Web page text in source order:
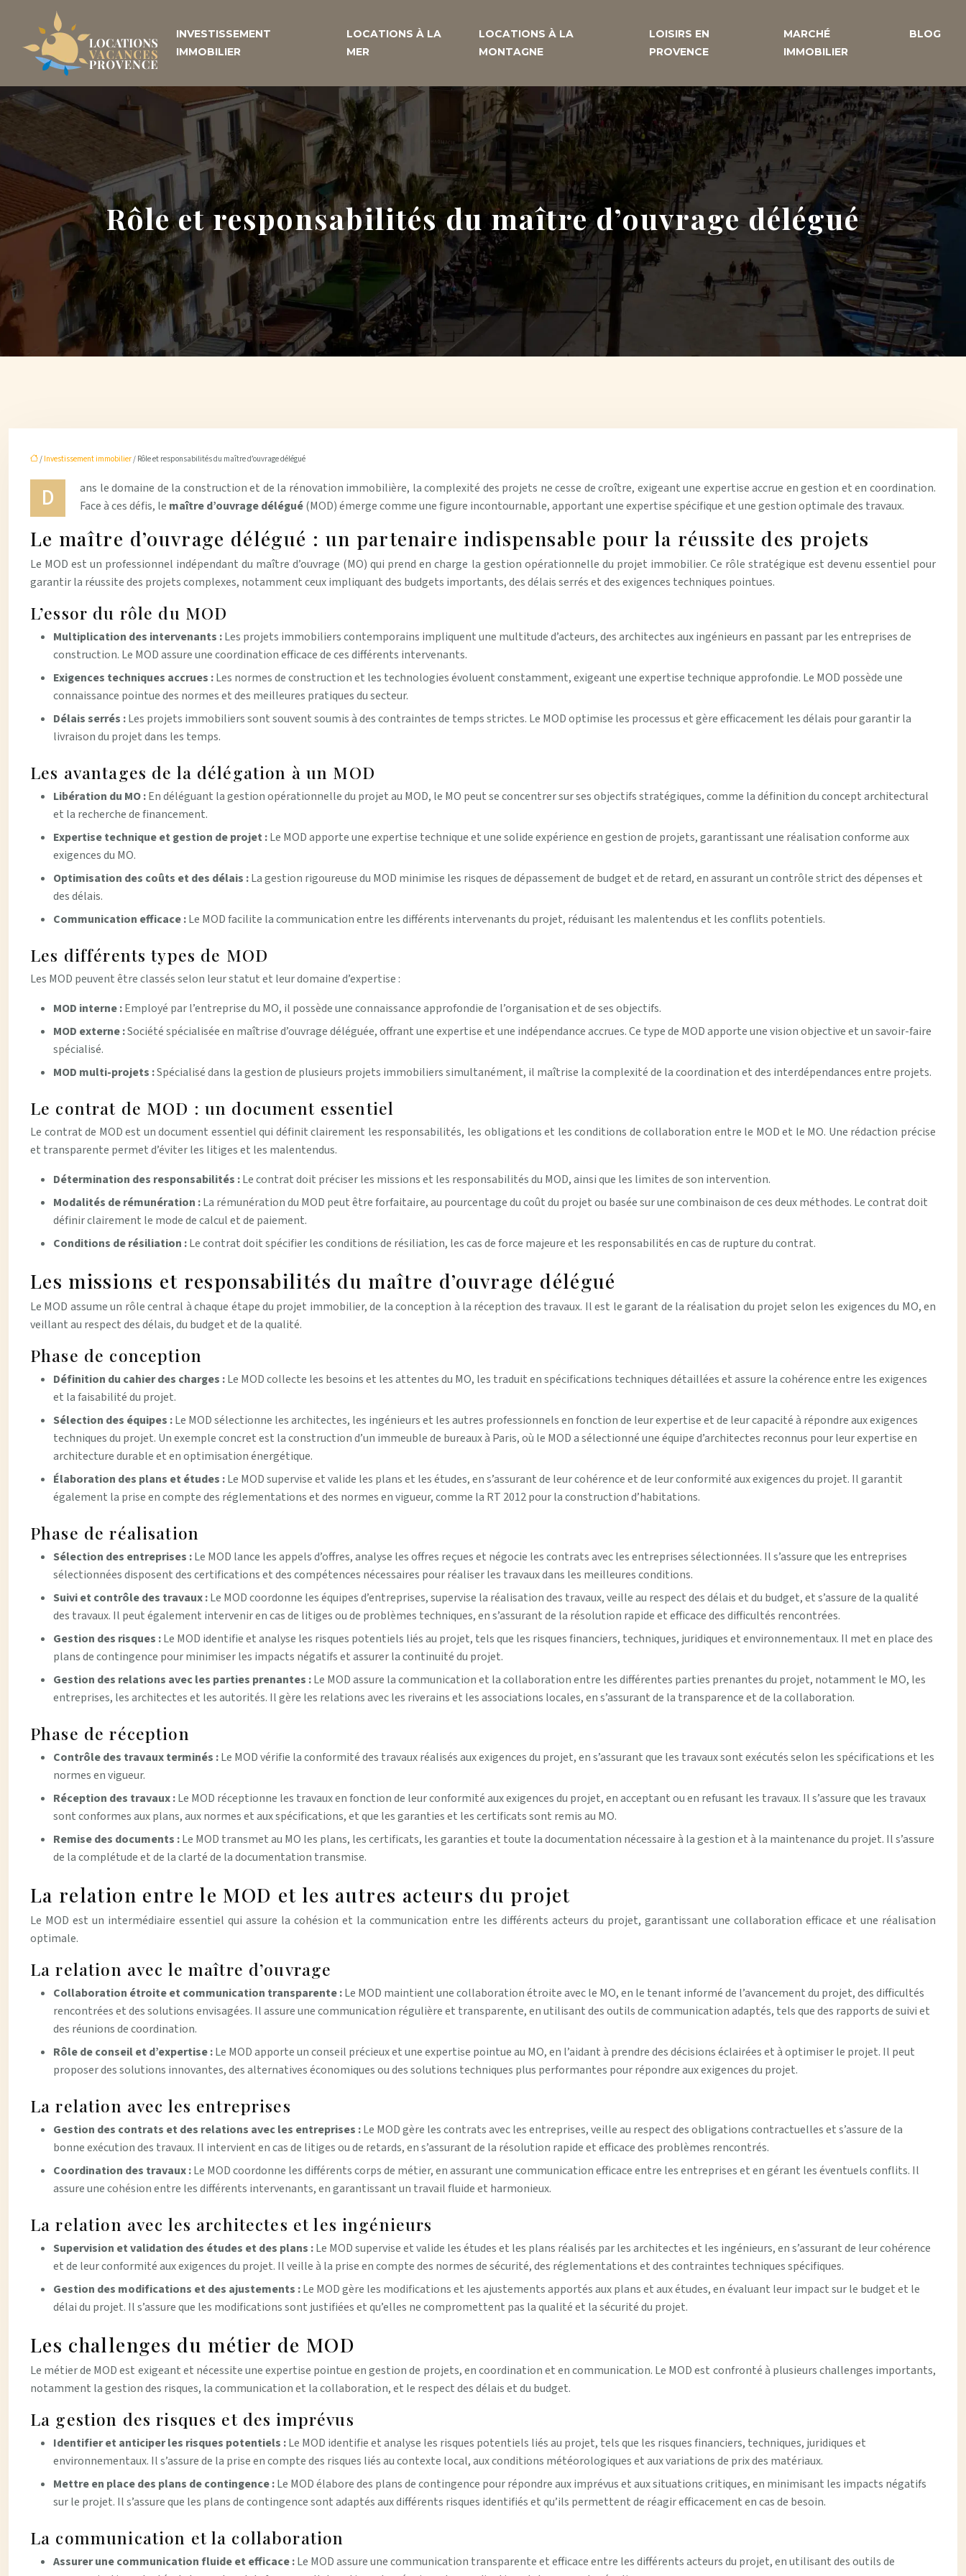
INVESTISSEMENT
IMMOBILIER
LOCATIONS À LA
MER
LOCATIONS À LA
MONTAGNE
LOISIRS EN
PROVENCE
MARCHÉ
IMMOBILIER
BLOG
Rôle et responsabilités du maître d’ouvrage délégué
/ Investissement immobilier/ Rôle et responsabilités du maître d’ouvrage délégué
D
ans le domaine de la construction et de la rénovation immobilière, la complexité des projets ne cesse de croître, exigeant une expertise accrue en gestion et en coordination.
Face à ces défis, le maître d’ouvrage délégué(MOD) émerge comme une figure incontournable, apportant une expertise spécifique et une gestion optimale des travaux.
Le maître d’ouvrage délégué : un partenaire indispensable pour la réussite des projets
Le MOD est un professionnel indépendant du maître d’ouvrage (MO) qui prend en charge la gestion opérationnelle du projet immobilier. Ce rôle stratégique est devenu essentiel pour
garantir la réussite des projets complexes, notamment ceux impliquant des budgets importants, des délais serrés et des exigences techniques pointues.
L’essor du rôle du MOD
Multiplication des intervenants :Les projets immobiliers contemporains impliquent une multitude d’acteurs, des architectes aux ingénieurs en passant par les entreprises de
construction. Le MOD assure une coordination efficace de ces différents intervenants.
Exigences techniques accrues :Les normes de construction et les technologies évoluent constamment, exigeant une expertise technique approfondie. Le MOD possède une
connaissance pointue des normes et des meilleures pratiques du secteur.
Délais serrés :Les projets immobiliers sont souvent soumis à des contraintes de temps strictes. Le MOD optimise les processus et gère efficacement les délais pour garantir la
livraison du projet dans les temps.
Les avantages de la délégation à un MOD
Libération du MO :En déléguant la gestion opérationnelle du projet au MOD, le MO peut se concentrer sur ses objectifs stratégiques, comme la définition du concept architectural
et la recherche de financement.
Expertise technique et gestion de projet :Le MOD apporte une expertise technique et une solide expérience en gestion de projets, garantissant une réalisation conforme aux
exigences du MO.
Optimisation des coûts et des délais :La gestion rigoureuse du MOD minimise les risques de dépassement de budget et de retard, en assurant un contrôle strict des dépenses et
des délais.
Communication efficace :Le MOD facilite la communication entre les différents intervenants du projet, réduisant les malentendus et les conflits potentiels.
Les différents types de MOD
Les MOD peuvent être classés selon leur statut et leur domaine d’expertise :
MOD interne :Employé par l’entreprise du MO, il possède une connaissance approfondie de l’organisation et de ses objectifs.
MOD externe :Société spécialisée en maîtrise d’ouvrage déléguée, offrant une expertise et une indépendance accrues. Ce type de MOD apporte une vision objective et un savoir-faire
spécialisé.
MOD multi-projets :Spécialisé dans la gestion de plusieurs projets immobiliers simultanément, il maîtrise la complexité de la coordination et des interdépendances entre projets.
Le contrat de MOD : un document essentiel
Le contrat de MOD est un document essentiel qui définit clairement les responsabilités, les obligations et les conditions de collaboration entre le MOD et le MO. Une rédaction précise
et transparente permet d’éviter les litiges et les malentendus.
Détermination des responsabilités :Le contrat doit préciser les missions et les responsabilités du MOD, ainsi que les limites de son intervention.
Modalités de rémunération :La rémunération du MOD peut être forfaitaire, au pourcentage du coût du projet ou basée sur une combinaison de ces deux méthodes. Le contrat doit
définir clairement le mode de calcul et de paiement.
Conditions de résiliation :Le contrat doit spécifier les conditions de résiliation, les cas de force majeure et les responsabilités en cas de rupture du contrat.
Les missions et responsabilités du maître d’ouvrage délégué
Le MOD assume un rôle central à chaque étape du projet immobilier, de la conception à la réception des travaux. Il est le garant de la réalisation du projet selon les exigences du MO, en
veillant au respect des délais, du budget et de la qualité.
Phase de conception
Définition du cahier des charges :Le MOD collecte les besoins et les attentes du MO, les traduit en spécifications techniques détaillées et assure la cohérence entre les exigences
et la faisabilité du projet.
Sélection des équipes :Le MOD sélectionne les architectes, les ingénieurs et les autres professionnels en fonction de leur expertise et de leur capacité à répondre aux exigences
techniques du projet. Un exemple concret est la construction d’un immeuble de bureaux à Paris, où le MOD a sélectionné une équipe d’architectes reconnus pour leur expertise en
architecture durable et en optimisation énergétique.
Élaboration des plans et études :Le MOD supervise et valide les plans et les études, en s’assurant de leur cohérence et de leur conformité aux exigences du projet. Il garantit
également la prise en compte des réglementations et des normes en vigueur, comme la RT 2012 pour la construction d’habitations.
Phase de réalisation
Sélection des entreprises :Le MOD lance les appels d’offres, analyse les offres reçues et négocie les contrats avec les entreprises sélectionnées. Il s’assure que les entreprises
sélectionnées disposent des certifications et des compétences nécessaires pour réaliser les travaux dans les meilleures conditions.
Suivi et contrôle des travaux :Le MOD coordonne les équipes d’entreprises, supervise la réalisation des travaux, veille au respect des délais et du budget, et s’assure de la qualité
des travaux. Il peut également intervenir en cas de litiges ou de problèmes techniques, en s’assurant de la résolution rapide et efficace des difficultés rencontrées.
Gestion des risques :Le MOD identifie et analyse les risques potentiels liés au projet, tels que les risques financiers, techniques, juridiques et environnementaux. Il met en place des
plans de contingence pour minimiser les impacts négatifs et assurer la continuité du projet.
Gestion des relations avec les parties prenantes :Le MOD assure la communication et la collaboration entre les différentes parties prenantes du projet, notamment le MO, les
entreprises, les architectes et les autorités. Il gère les relations avec les riverains et les associations locales, en s’assurant de la transparence et de la collaboration.
Phase de réception
Contrôle des travaux terminés :Le MOD vérifie la conformité des travaux réalisés aux exigences du projet, en s’assurant que les travaux sont exécutés selon les spécifications et les
normes en vigueur.
Réception des travaux :Le MOD réceptionne les travaux en fonction de leur conformité aux exigences du projet, en acceptant ou en refusant les travaux. Il s’assure que les travaux
sont conformes aux plans, aux normes et aux spécifications, et que les garanties et les certificats sont remis au MO.
Remise des documents :Le MOD transmet au MO les plans, les certificats, les garanties et toute la documentation nécessaire à la gestion et à la maintenance du projet. Il s’assure
de la complétude et de la clarté de la documentation transmise.
La relation entre le MOD et les autres acteurs du projet
Le MOD est un intermédiaire essentiel qui assure la cohésion et la communication entre les différents acteurs du projet, garantissant une collaboration efficace et une réalisation
optimale.
La relation avec le maître d’ouvrage
Collaboration étroite et communication transparente :Le MOD maintient une collaboration étroite avec le MO, en le tenant informé de l’avancement du projet, des difficultés
rencontrées et des solutions envisagées. Il assure une communication régulière et transparente, en utilisant des outils de communication adaptés, tels que des rapports de suivi et
des réunions de coordination.
Rôle de conseil et d’expertise :Le MOD apporte un conseil précieux et une expertise pointue au MO, en l’aidant à prendre des décisions éclairées et à optimiser le projet. Il peut
proposer des solutions innovantes, des alternatives économiques ou des solutions techniques plus performantes pour répondre aux exigences du projet.
La relation avec les entreprises
Gestion des contrats et des relations avec les entreprises :Le MOD gère les contrats avec les entreprises, veille au respect des obligations contractuelles et s’assure de la
bonne exécution des travaux. Il intervient en cas de litiges ou de retards, en s’assurant de la résolution rapide et efficace des problèmes rencontrés.
Coordination des travaux :Le MOD coordonne les différents corps de métier, en assurant une communication efficace entre les entreprises et en gérant les éventuels conflits. Il
assure une cohésion entre les différents intervenants, en garantissant un travail fluide et harmonieux.
La relation avec les architectes et les ingénieurs
Supervision et validation des études et des plans :Le MOD supervise et valide les études et les plans réalisés par les architectes et les ingénieurs, en s’assurant de leur cohérence
et de leur conformité aux exigences du projet. Il veille à la prise en compte des normes de sécurité, des réglementations et des contraintes techniques spécifiques.
Gestion des modifications et des ajustements :Le MOD gère les modifications et les ajustements apportés aux plans et aux études, en évaluant leur impact sur le budget et le
délai du projet. Il s’assure que les modifications sont justifiées et qu’elles ne compromettent pas la qualité et la sécurité du projet.
Les challenges du métier de MOD
Le métier de MOD est exigeant et nécessite une expertise pointue en gestion de projets, en coordination et en communication. Le MOD est confronté à plusieurs challenges importants,
notamment la gestion des risques, la communication et la collaboration, et le respect des délais et du budget.
La gestion des risques et des imprévus
Identifier et anticiper les risques potentiels :Le MOD identifie et analyse les risques potentiels liés au projet, tels que les risques financiers, techniques, juridiques et
environnementaux. Il s’assure de la prise en compte des risques liés au contexte local, aux conditions météorologiques et aux variations de prix des matériaux.
Mettre en place des plans de contingence :Le MOD élabore des plans de contingence pour répondre aux imprévus et aux situations critiques, en minimisant les impacts négatifs
sur le projet. Il s’assure que les plans de contingence sont adaptés aux différents risques identifiés et qu’ils permettent de réagir efficacement en cas de besoin.
La communication et la collaboration
Assurer une communication fluide et efficace :Le MOD assure une communication transparente et efficace entre les différents acteurs du projet, en utilisant des outils de